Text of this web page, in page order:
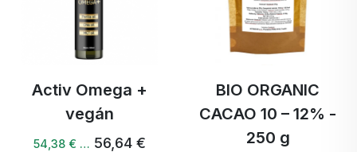
Activ Omega +
vegán
54,38 € … 56,64 €
BIO ORGANIC
CACAO 10 – 12% -
250 g